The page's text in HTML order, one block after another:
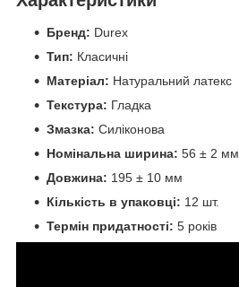
Бренд: Durex
Тип: Класичні
Матеріал: Натуральний латекс
Текстура: Гладка
Змазка: Силіконова
Номінальна ширина: 56 ± 2 мм
Довжина: 195 ± 10 мм
Кількість в упаковці: 12 шт.
Термін придатності: 5 років